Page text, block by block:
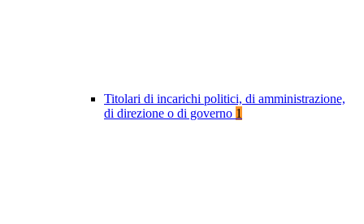
Titolari di incarichi politici, di amministrazione,
di direzione o di governo 1